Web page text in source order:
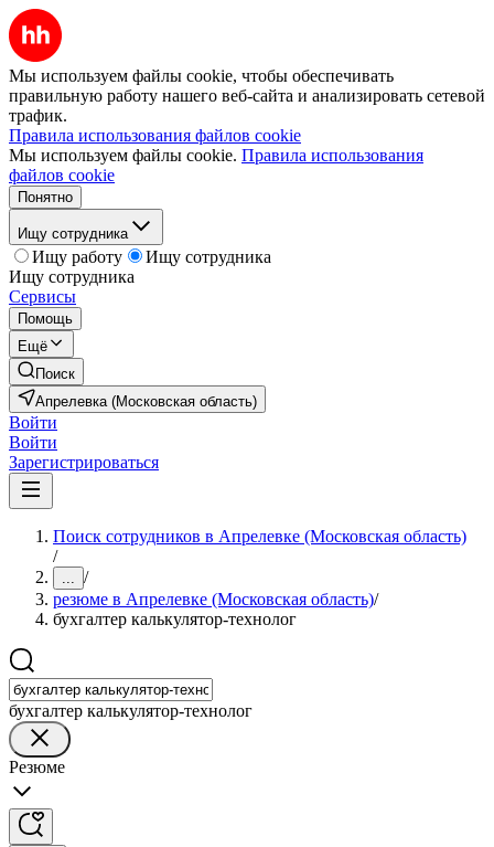
Мы используем файлы cookie, чтобы обеспечивать
правильную работу нашего веб-сайта и анализировать сетевой
трафик.
Правила использования файлов cookie
Мы используем файлы cookie. Правила использования
файлов cookie
Понятно
Ищу сотрудника
Ищу работу
Ищу сотрудника
Ищу сотрудника
Сервисы
Помощь
Ещё
Поиск
Апрелевка (Московская область)
Войти
Войти
Зарегистрироваться
Поиск сотрудников в Апрелевке (Московская область)
/
... /
резюме в Апрелевке (Московская область)/
бухгалтер калькулятор-технолог
бухгалтер калькулятор-технолог
Резюме